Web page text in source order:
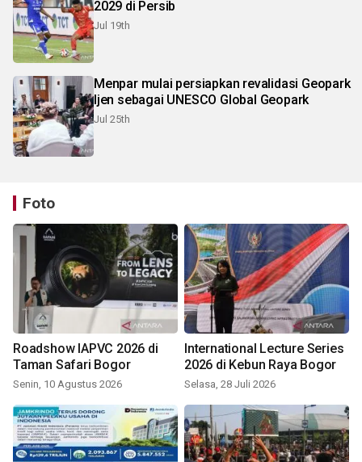
2029 di Persib
Jul 19th
Menpar mulai persiapkan revalidasi Geopark
Ijen sebagai UNESCO Global Geopark
Jul 25th
Foto
Roadshow IAPVC 2026 di
Taman Safari Bogor
Senin, 10 Agustus 2026
International Lecture Series
2026 di Kebun Raya Bogor
Selasa, 28 Juli 2026